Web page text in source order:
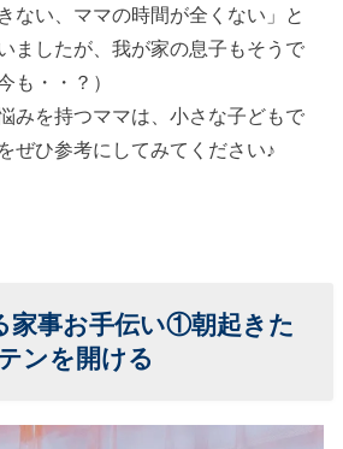
ない、ママの時間が全くない」と
ましたが、我が家の息子もそうで
も・・？）
みを持つママは、小さな子どもで
ぜひ参考にしてみてください♪
家事お手伝い①朝起きた
ンを開ける